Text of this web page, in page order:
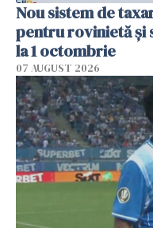
Nou sistem de
pentru rovinietă şi
la 1 octombrie
07 AUGUST 2026